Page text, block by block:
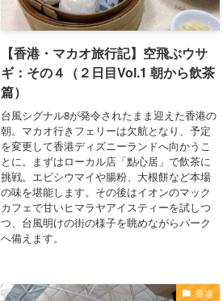
【香港・マカオ旅行記】空飛ぶウサ
ギ：その４（２日目Vol.1 朝から飲茶
篇）
台風シグナル8が発令されたまま迎えた香港の
朝。マカオ行きフェリーは欠航となり、予定
を変更して香港ディズニーランドへ向かうこ
とに。まずはローカル店「點心居」で飲茶に
挑戦。エビシウマイや腸粉、大根餅など本場
の味を堪能します。その後はイオンのマック
カフェで甘いヒマラヤアイスティーを試しつ
つ、台風明けの街の様子を眺めながらパーク
へ備えます。
香港